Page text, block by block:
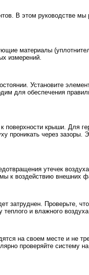
В этом руководстве мы
материалы
измерений.
Установите
для обеспечения
поверхности крыши. Для
проникать через зазоры.
утечек
к воздействию внешних
затруднен. Проверьте,
и влажного
на своем месте и не
проверяйте систему